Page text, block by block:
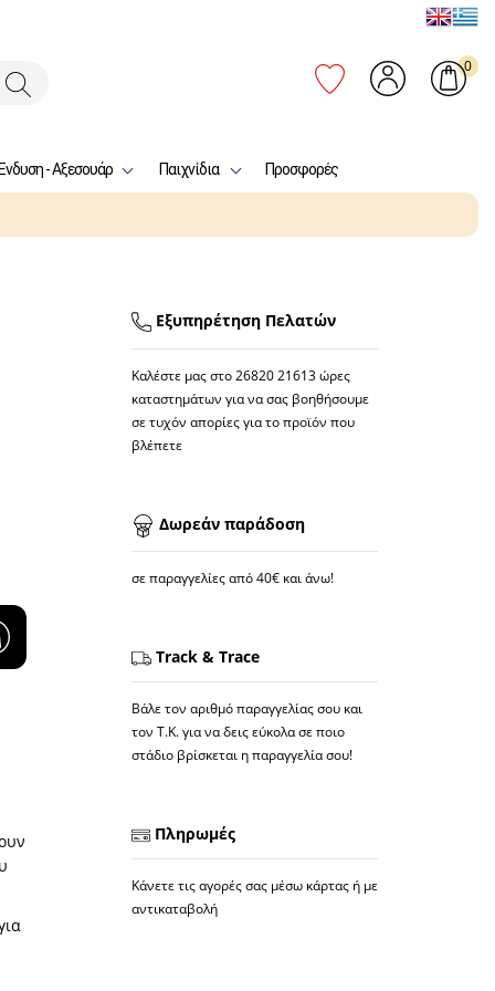
0
- Αξεσουάρ Παιχνίδια Προσφορές
Εξυπηρέτηση Πελατών
Καλέστε μας στο26820 21613ώρες
καταστημάτων για να σας βοηθήσουμε
σε τυχόν απορίες για το προϊόν που
βλέπετε
Δωρεάν παράδοση
σε παραγγελίες από 40€ και άνω!
Track & Trace
Βάλε τον αριθμό παραγγελίας σου και
τον Τ.Κ. για να δεις εύκολα σε ποιο
στάδιο βρίσκεται η παραγγελία σου!
Πληρωμές
Κάνετε τις αγορές σας μέσω κάρτας ή με
αντικαταβολή